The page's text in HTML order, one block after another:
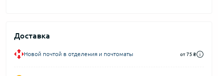
Доставка
Новой почтой в отделения и почтоматы от 75 ₴